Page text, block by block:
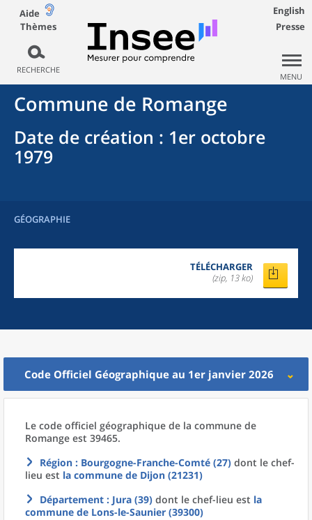
Aide
Thèmes
RECHERCHE
English
Presse
MENU
Commune de Romange
Date de création : 1er octobre
1979
GÉOGRAPHIE
TÉLÉCHARGER
(zip, 13 ko)
Code Officiel Géographique au 1er janvier 2026
Le code officiel géographique de la commune de
Romange est 39465.
Région : Bourgogne-Franche-Comté (27) dont le chef-
lieu est la commune de Dijon (21231)
Département : Jura (39) dont le chef-lieu est la
commune de Lons-le-Saunier (39300)